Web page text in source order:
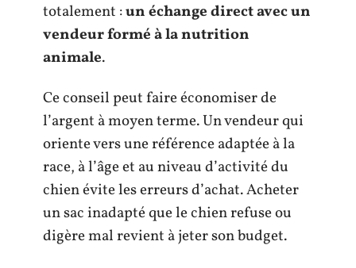
totalement :un échange direct avec un
vendeur formé à la nutrition
animale.
Ce conseil peut faire économiser de
l’argent à moyen terme. Un vendeur qui
oriente vers une référence adaptée à la
race, à l’âge et au niveau d’activité du
chien évite les erreurs d’achat. Acheter
un sac inadapté que le chien refuse ou
digère mal revient à jeter son budget.